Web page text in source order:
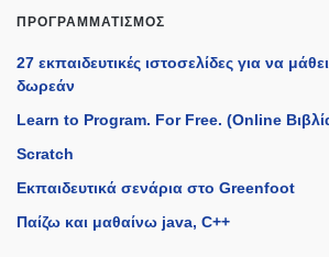
ΠΡΟΓΡΑΜΜΑΤΙΣΜΌΣ
27 εκπαιδευτικές ιστοσελίδες για να
δωρεάν
Learn to Program. For Free. (Online
Scratch
Εκπαιδευτικά σενάρια στο Greenfoot
Παίζω και μαθαίνω java, C++